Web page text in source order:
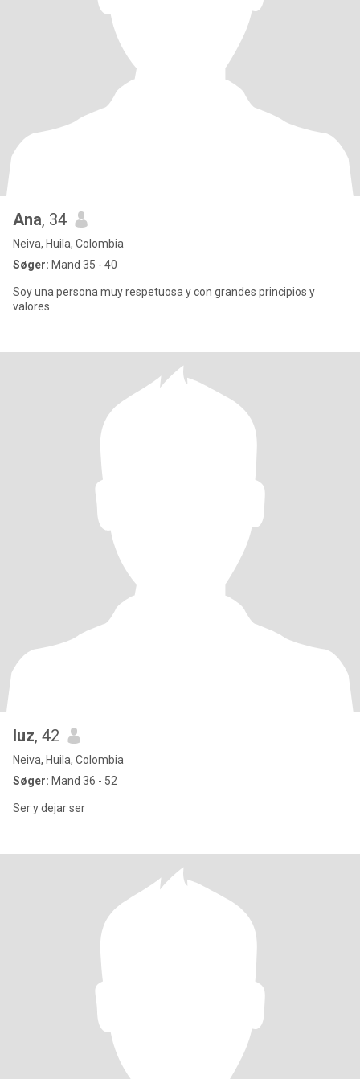
Ana, 34
Neiva, Huila, Colombia
Søger: Mand 35 - 40
Soy una persona muy respetuosa y con grandes principios y
valores
luz, 42
Neiva, Huila, Colombia
Søger: Mand 36 - 52
Ser y dejar ser